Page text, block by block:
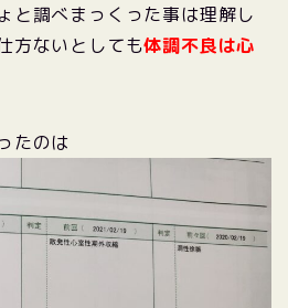
と調べまっくった事は理解し
方ないとしても体調不良は心
たのは